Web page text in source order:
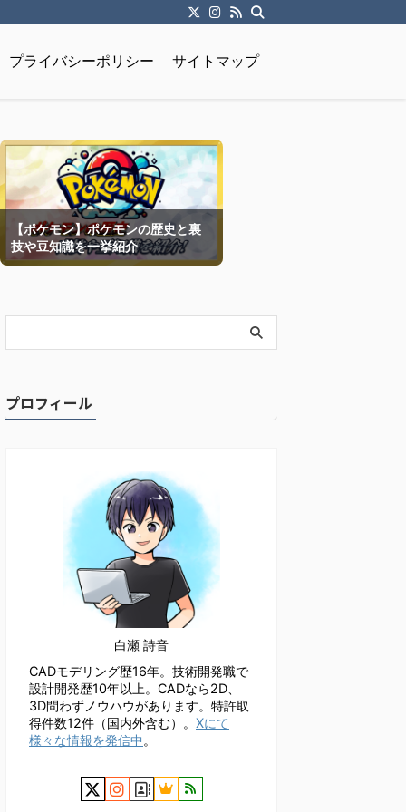
プライバシーポリシー サイトマップ
【ポケモン】ポケモンの歴史と裏
技や豆知識を一挙紹介
プロフィール
白瀬 詩音
CADモデリング歴16年。技術開発職で
設計開発歴10年以上。CADなら2D、
3D問わずノウハウがあります。特許取
得件数12件（国内外含む）。 Xにて
様々な情報を発信中 。